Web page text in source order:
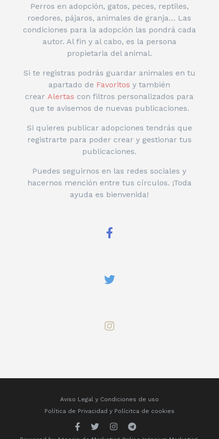
Perros en adopción, gatos, peces, reptiles,
roedores, pájaros, animales de granja… Las
condiciones para la adopción las pondrá cada
autor. Al fin y al cabo, es la persona
propietaria del animal.
Si te registras podrás guardar animales en tu
apartado de Favoritos y también
crear Alertas con filtros personalizados para
que te avisemos de nuevas publicaciones.
Si quieres publicar adopciones tendrás que
registrarte para poder crear y gestionar tus
publicaciones.
Puedes seguirnos en las redes sociales y
hacernos mención entre tus círculos. ¡Toda
ayuda es bienvenida!
Aviso Legal y Condiciones de uso
Política de Privacidad y Polícitca de cookies